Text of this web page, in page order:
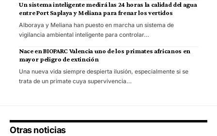
Un sistema inteligente medirá las 24 horas la calidad del agua
entre Port Saplaya y Meliana para frenar los vertidos
Alboraya y Meliana han puesto en marcha un sistema de
vigilancia ambiental inteligente para controlar…
Nace en BIOPARC Valencia uno de los primates africanos en
mayor peligro de extinción
Una nueva vida siempre despierta ilusión, especialmente si se
trata de un primate cuya supervivencia…
Otras noticias